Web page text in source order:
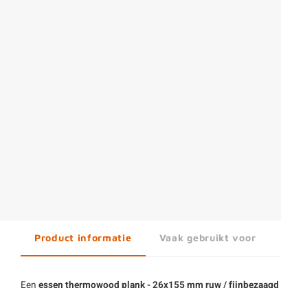
Product informatie Vaak gebruikt voor
Een essen thermowood plank - 26x155 mm ruw / fijnbezaagd